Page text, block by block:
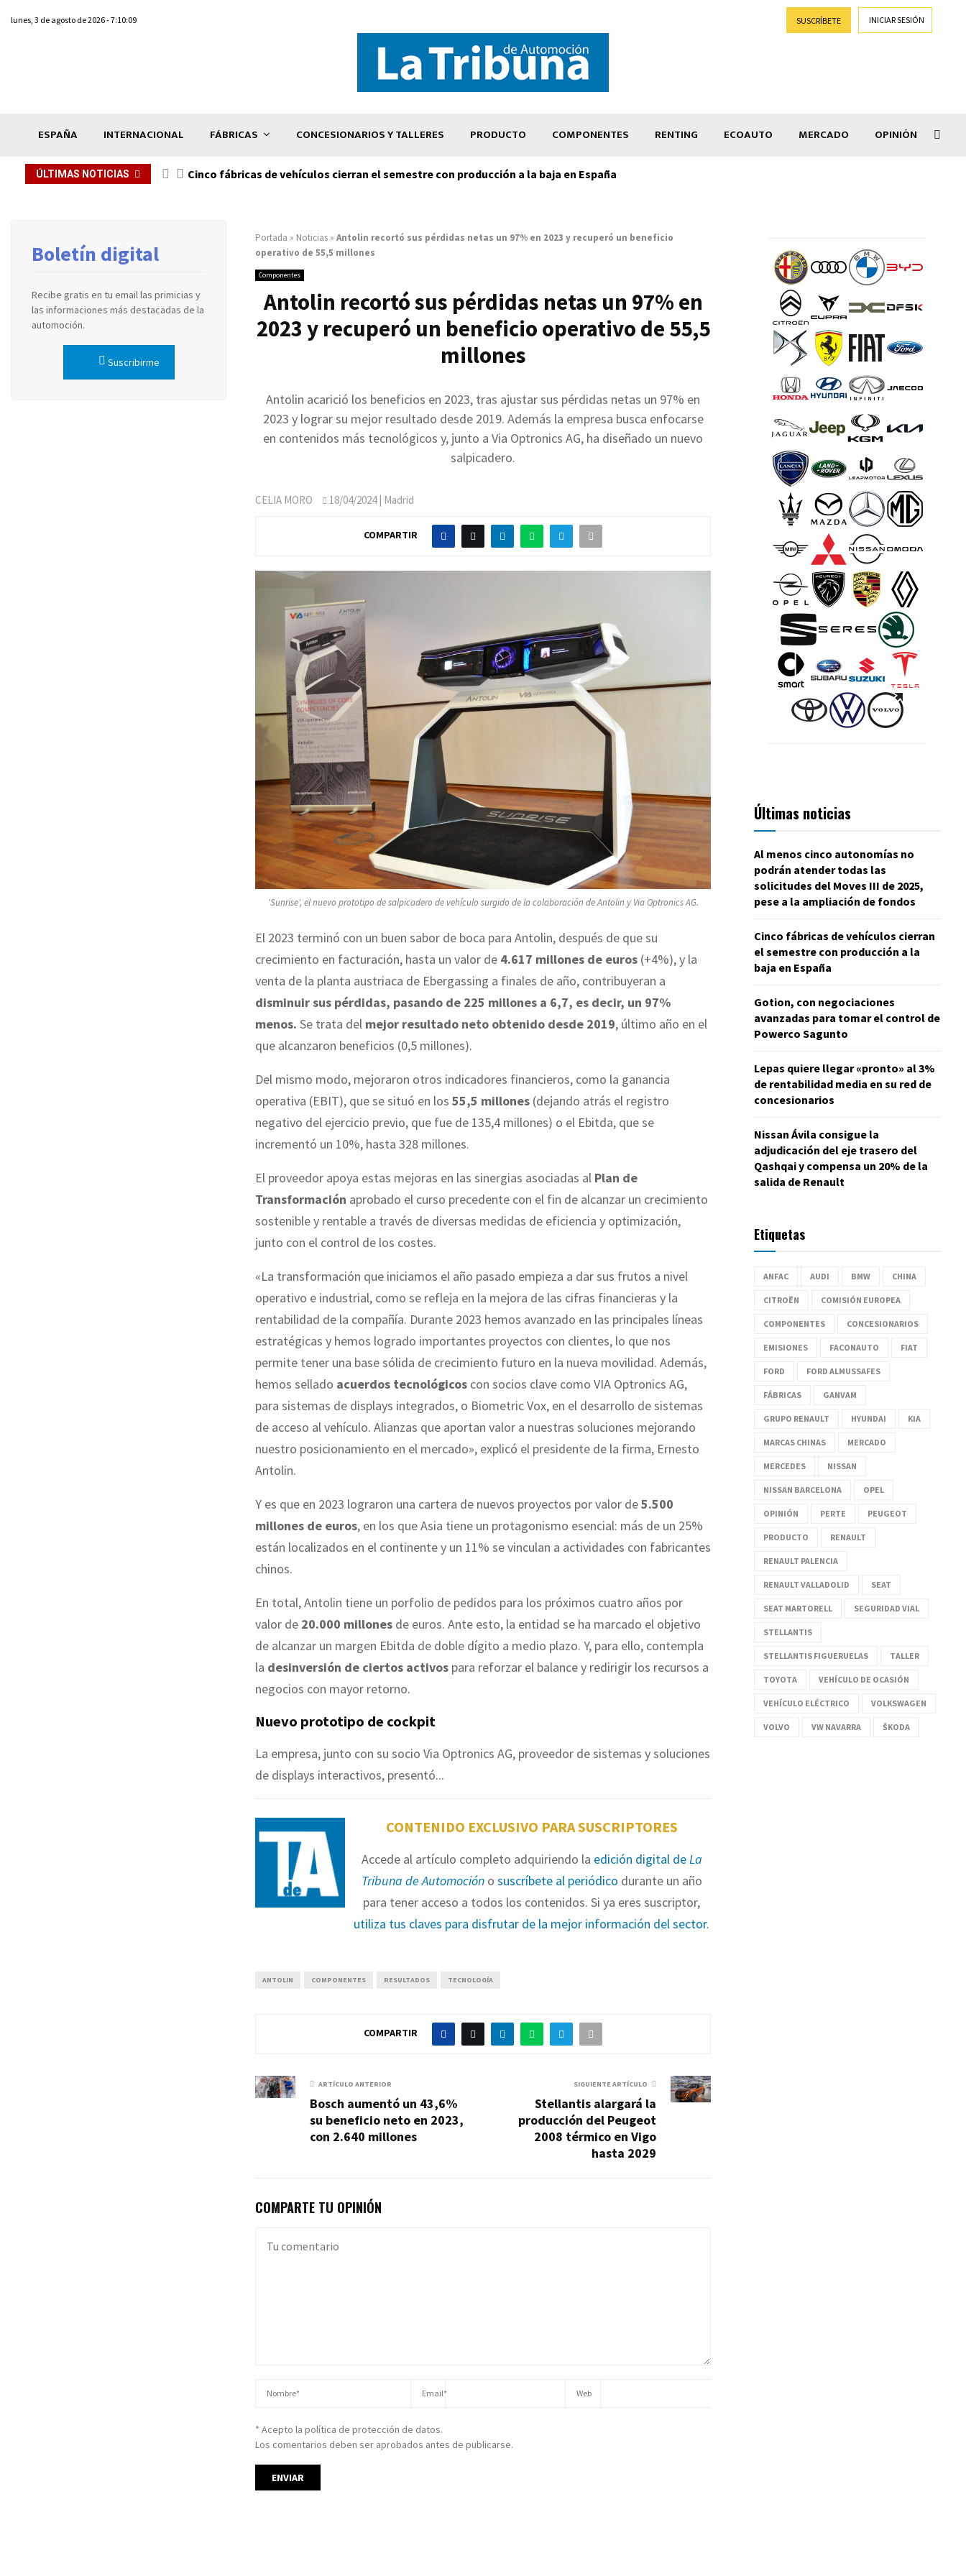
lunes, 3 de agosto de 2026 - 7:10:09 SUSCRÍBETE INICIAR SESIÓN
ESPAÑA INTERNACIONAL FÁBRICAS CONCESIONARIOS Y TALLERES PRODUCTO COMPONENTES RENTING ECOAUTO MERCADO OPINIÓN
ÚLTIMAS NOTICIAS Cinco fábricas de vehículos cierran el semestre con producción a la baja en España
Portada » Noticias » Antolin recortó sus pérdidas netas un 97% en 2023 y recuperó un beneficio
operativo de 55,5 millones
Componentes
Antolin recortó sus pérdidas netas un 97% en
2023 y recuperó un beneficio operativo de 55,5
millones
Antolin acarició los beneficios en 2023, tras ajustar sus pérdidas netas un 97% en
2023 y lograr su mejor resultado desde 2019. Además la empresa busca enfocarse
en contenidos más tecnológicos y, junto a Via Optronics AG, ha diseñado un nuevo
salpicadero.
CELIA MORO 18/04/2024| Madrid
COMPARTIR
'Sunrise', el nuevo prototipo de salpicadero de vehículo surgido de la colaboración de Antolin y Via Optronics AG.
El 2023 terminó con un buen sabor de boca para Antolin, después de que su
crecimiento en facturación, hasta un valor de 4.617 millones de euros (+4%), y la
venta de la planta austriaca de Ebergassing a finales de año, contribuyeran a
disminuir sus pérdidas, pasando de 225 millones a 6,7, es decir, un 97%
menos. Se trata del mejor resultado neto obtenido desde 2019, último año en el
que alcanzaron beneficios (0,5 millones).
Del mismo modo, mejoraron otros indicadores financieros, como la ganancia
operativa (EBIT), que se situó en los 55,5 millones (dejando atrás el registro
negativo del ejercicio previo, que fue de 135,4 millones) o el Ebitda, que se
incrementó un 10%, hasta 328 millones.
El proveedor apoya estas mejoras en las sinergias asociadas al Plan de
Transformación aprobado el curso precedente con el fin de alcanzar un crecimiento
sostenible y rentable a través de diversas medidas de eficiencia y optimización,
junto con el control de los costes.
«La transformación que iniciamos el año pasado empieza a dar sus frutos a nivel
operativo e industrial, como se refleja en la mejora de las cifras financieras y la
rentabilidad de la compañía. Durante 2023 hemos avanzado en las principales líneas
estratégicas y hemos logrado importantes proyectos con clientes, lo que nos
permite tener una base sólida de crecimiento futuro en la nueva movilidad. Además,
hemos sellado acuerdos tecnológicos con socios clave como VIA Optronics AG,
para sistemas de displays integrados, o Biometric Vox, en el desarrollo de sistemas
de acceso al vehículo. Alianzas que aportan valor a nuestras soluciones mejorando
nuestro posicionamiento en el mercado», explicó el presidente de la firma, Ernesto
Antolin.
Y es que en 2023 lograron una cartera de nuevos proyectos por valor de5.500
millones de euros, en los que Asia tiene un protagonismo esencial: más de un 25%
están localizados en el continente y un 11% se vinculan a actividades con fabricantes
chinos.
En total, Antolin tiene un porfolio de pedidos para los próximos cuatro años por
valor de 20.000 millones de euros. Ante esto, la entidad se ha marcado el objetivo
de alcanzar un margen Ebitda de doble dígito a medio plazo. Y, para ello, contempla
la desinversión de ciertos activos para reforzar el balance y redirigir los recursos a
negocios con mayor retorno.
Nuevo prototipo de cockpit
La empresa, junto con su socio Via Optronics AG, proveedor de sistemas y soluciones
de displays interactivos, presentó...
CONTENIDO EXCLUSIVO PARA SUSCRIPTORES
Accede al artículo completo adquiriendo la edición digital deLa
Tribuna de Automocióno suscríbete al periódico durante un año
para tener acceso a todos los contenidos. Si ya eres suscriptor,
utiliza tus claves para disfrutar de la mejor información del sector.
ANTOLIN COMPONENTES RESULTADOS TECNOLOGÍA
COMPARTIR
ARTÍCULO ANTERIOR
Bosch aumentó un 43,6%
su beneficio neto en 2023,
con 2.640 millones
SIGUIENTE ARTÍCULO
Stellantis alargará la
producción del Peugeot
2008 térmico en Vigo
hasta 2029
COMPARTE TU OPINIÓN
* Acepto la política de protección de datos.
Los comentarios deben ser aprobados antes de publicarse.
Boletín digital
Recibe gratis en tu email las primicias y
las informaciones más destacadas de la
automoción.
Suscribirme
Últimas noticias
Al menos cinco autonomías no
podrán atender todas las
solicitudes del Moves III de 2025,
pese a la ampliación de fondos
Cinco fábricas de vehículos cierran
el semestre con producción a la
baja en España
Gotion, con negociaciones
avanzadas para tomar el control de
Powerco Sagunto
Lepas quiere llegar «pronto» al 3%
de rentabilidad media en su red de
concesionarios
Nissan Ávila consigue la
adjudicación del eje trasero del
Qashqai y compensa un 20% de la
salida de Renault
Etiquetas
ANFAC AUDI BMW CHINA
CITROËN COMISIÓN EUROPEA
COMPONENTES CONCESIONARIOS
EMISIONES FACONAUTO FIAT
FORD FORD ALMUSSAFES
FÁBRICAS GANVAM
GRUPO RENAULT HYUNDAI KIA
MARCAS CHINAS MERCADO
MERCEDES NISSAN
NISSAN BARCELONA OPEL
OPINIÓN PERTE PEUGEOT
PRODUCTO RENAULT
RENAULT PALENCIA
RENAULT VALLADOLID SEAT
SEAT MARTORELL SEGURIDAD VIAL
STELLANTIS
STELLANTIS FIGUERUELAS TALLER
TOYOTA VEHÍCULO DE OCASIÓN
VEHÍCULO ELÉCTRICO VOLKSWAGEN
VOLVO VW NAVARRA ŠKODA